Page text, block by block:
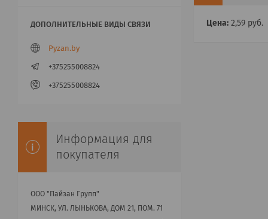
Цена: 2,59 руб.
Pyzan.by
+375255008824
+375255008824
Информация для
покупателя
ООО "Пайзан Групп"
МИНСК, УЛ. ЛЫНЬКОВА, ДОМ 21, ПОМ. 71